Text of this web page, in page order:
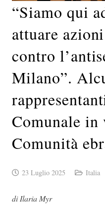
“Siamo qui
attuare
contro
Milano”.
Comunale
Comunità
23 Luglio 2025 Italia
di Ilaria Myr